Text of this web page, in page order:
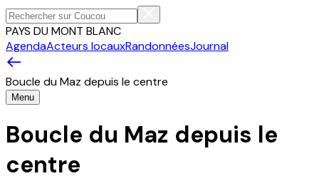
PAYS DU MONT BLANC
AgendaActeurs locauxRandonnéesJournal
Boucle du Maz depuis le centre
Menu
Boucle du Maz depuis le
centre